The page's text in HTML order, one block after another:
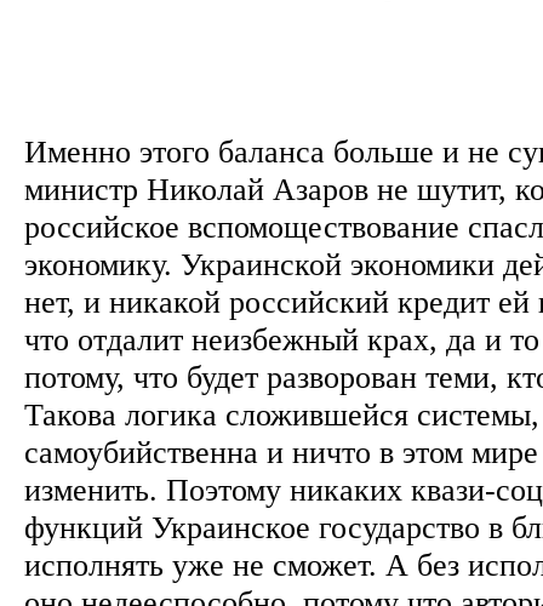
Именно этого баланса больше и не
министр Николай Азаров не шутит,
российское вспомоществование
экономику. Украинской экономики
нет, и никакой российский кредит ей
что отдалит неизбежный крах, да и
потому, что будет разворован теми,
Такова логика сложившейся
самоубийственна и ничто в этом
изменить. Поэтому никаких квази-
функций Украинское государство в
исполнять уже не сможет. А без